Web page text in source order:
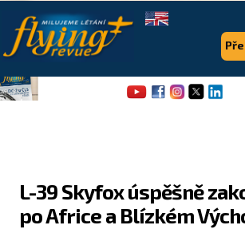
L-39 Skyfox úspěšně
po Africe a Blízkém
Flying Revue